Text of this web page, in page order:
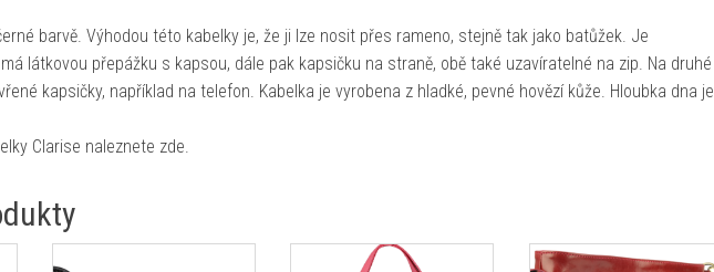
barvě. Výhodou této kabelky je, že ji lze nosit přes rameno, stejně tak jako batůžek. Je
látkovou přepážku s kapsou, dále pak kapsičku na straně, obě také uzavíratelné na zip. Na druhé
kapsičky, například na telefon. Kabelka je vyrobena z hladké, pevné hovězí kůže. Hloubka dna je
Clarise naleznete zde.